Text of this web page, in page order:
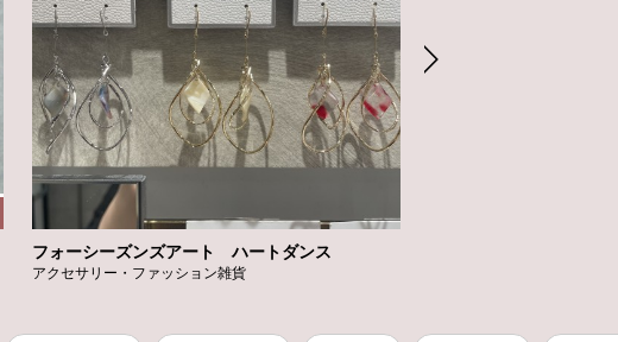
フォーシーズンズアート ハートダンス
アクセサリー・ファッション雑貨